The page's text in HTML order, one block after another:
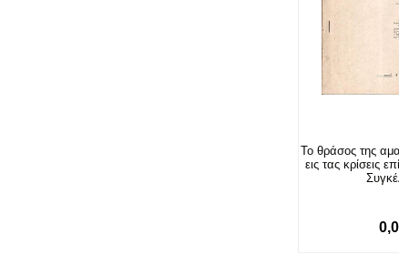
Το θράσος της
εις τας κρίσεις